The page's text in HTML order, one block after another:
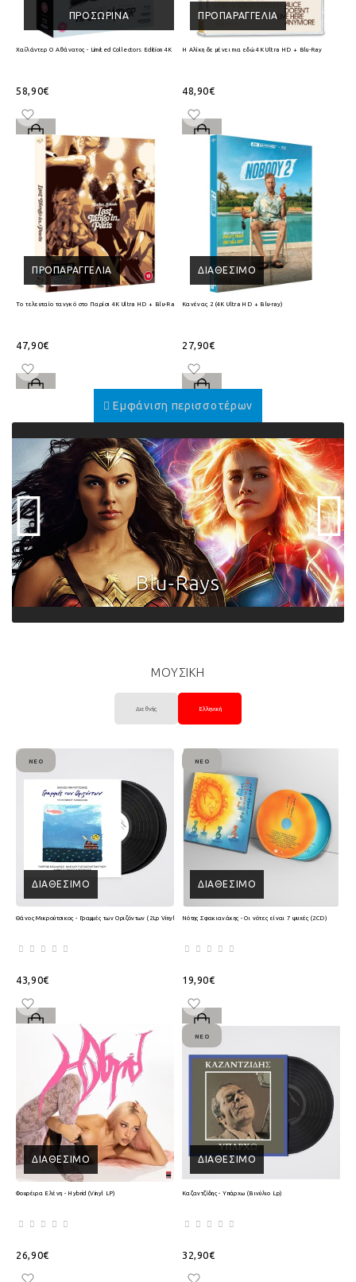
ΠΡΟΣΩΡΙΝΆ
Χαϊλάντερ Ο Αθάνατος - Limited Collectors Edition 4K Ultra HD + Blu-Ray
58,90€
ΠΡΟΠΑΡΑΓΓΕΛΊΑ
Η Αλίκη δε μένει πια εδώ 4K Ultra HD + Blu-Ray
48,90€
ΠΡΟΠΑΡΑΓΓΕΛΊΑ
Το τελευταίο τανγκό στο Παρίσι 4K Ultra HD + Blu-Ray
47,90€
ΔΙΑΘΈΣΙΜΟ
Κανένας 2 (4K Ultra HD + Blu-ray)
27,90€
ΜΟΥΣΙΚΗ
Διεθνής Ελληνική
ΔΙΑΘΈΣΙΜΟ
ΝΈΟ
Θάνος Μικρούτσικος - Γραμμές των Οριζόντων (2Lp Vinyl)
43,90€
ΔΙΑΘΈΣΙΜΟ
ΝΈΟ
Νότης Σφακιανάκης - Οι νότες είναι 7 ψυχές (2CD)
19,90€
ΔΙΑΘΈΣΙΜΟ
Φουρέιρα Ελένη - Hybrid (Vinyl LP)
26,90€
ΔΙΑΘΈΣΙΜΟ
ΝΈΟ
Καζαντζίδης - Υπάρχω (Βινύλιο Lp)
32,90€